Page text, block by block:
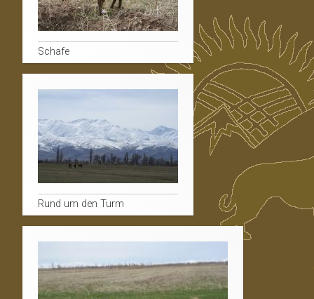
Schafe
Rund um den Turm